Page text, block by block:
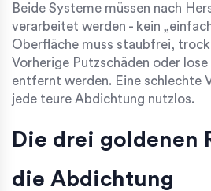
Beide Systeme müssen nach
verarbeitet werden - kein
Oberfläche muss staubfrei,
Vorherige Putzschäden oder lose
entfernt werden. Eine schlechte
jede teure Abdichtung nutzlos.
Die drei goldenen
die Abdichtung